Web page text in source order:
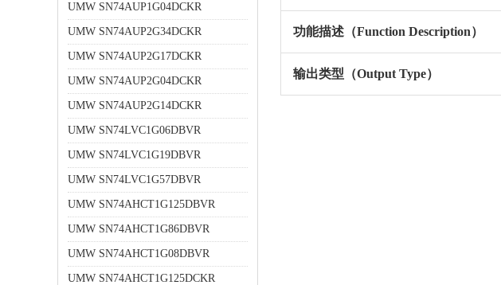
UMW SN74AUP1G04DCKR
UMW SN74AUP2G34DCKR
UMW SN74AUP2G17DCKR
UMW SN74AUP2G04DCKR
UMW SN74AUP2G14DCKR
UMW SN74LVC1G06DBVR
UMW SN74LVC1G19DBVR
UMW SN74LVC1G57DBVR
UMW SN74AHCT1G125DBVR
UMW SN74AHCT1G86DBVR
UMW SN74AHCT1G08DBVR
UMW SN74AHCT1G125DCKR
功能描述（Function Description）
输出类型（Output Type）